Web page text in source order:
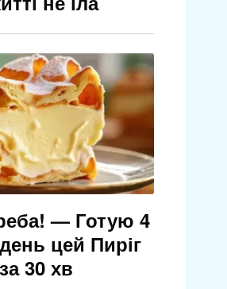
— Готую 4
цей Пиріг
30 хв